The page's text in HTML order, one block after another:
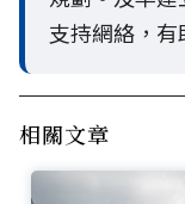
支持網絡，有
相關文章